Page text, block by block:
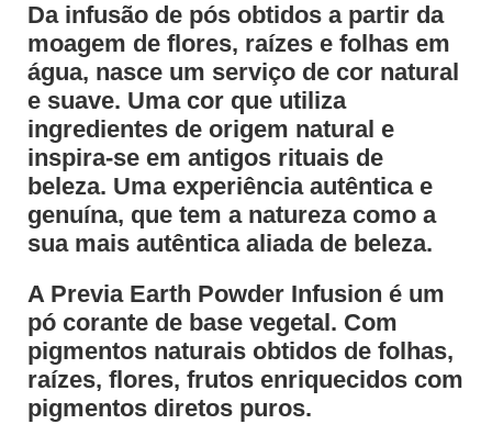
Da infusão de pós obtidos a partir da
moagem de flores, raízes e folhas em
água, nasce um serviço de cor natural
e suave. Uma cor que utiliza
ingredientes de origem natural e
inspira-se em antigos rituais de
beleza. Uma experiência autêntica e
genuína, que tem a natureza como a
sua mais autêntica aliada de beleza.
A Previa Earth Powder Infusion é um
pó corante de base vegetal. Com
pigmentos naturais obtidos de folhas,
raízes, flores, frutos enriquecidos com
pigmentos diretos puros.